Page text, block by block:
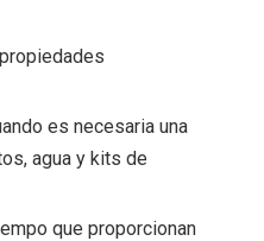
es necesaria una
agua y kits de
que proporcionan